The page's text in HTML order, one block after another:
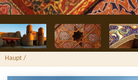
Haupt /